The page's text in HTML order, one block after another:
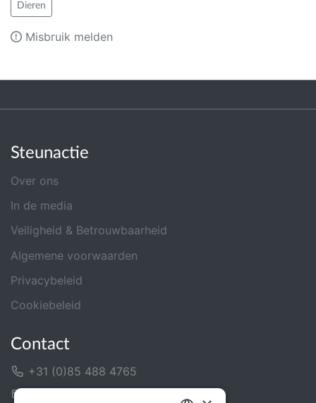
Dieren
Misbruik melden
Steunactie
Over ons
In de media
Veiligheid & Betrouwbaarheid
Algemene voorwaarden
Privacybeleid
Cookiebeleid
Contact
+31 (0)85 488 4765